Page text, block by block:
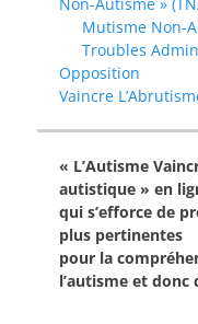
Mutisme Non-
Troubles
Opposition
Vaincre
« L’Autisme
autistique » en
qui s’efforce de
plus pertinentes
pour la
l’autisme et donc